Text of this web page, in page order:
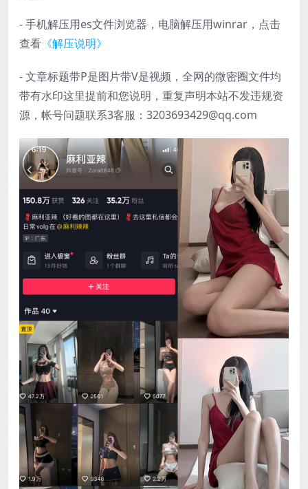
- 手机解压用es文件浏览器，电脑解压用winrar，点击
查看 《解压说明》
- 文章标题带P是图片带V是视频，全网的微密圈文件均
带有水印这里提前和您说明，重复声明本站不发违规资
源，帐号问题联系3客服：3203693429@qq.com